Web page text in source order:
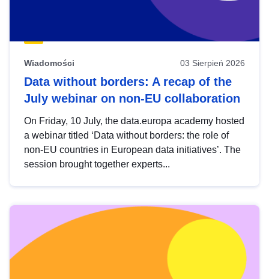
Wiadomości 03 Sierpień 2026
Data without borders: A recap of the
July webinar on non-EU collaboration
On Friday, 10 July, the data.europa academy hosted
a webinar titled ‘Data without borders: the role of
non-EU countries in European data initiatives’. The
session brought together experts...